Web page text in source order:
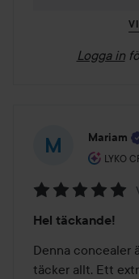
Logga in
Mariam
LYKO
5
av
5
Hel täckande!
Denna concealer
täcker allt. Ett